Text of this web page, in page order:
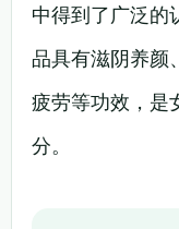
中得到了广泛的
品具有滋阴养颜
疲劳等功效，是
分。